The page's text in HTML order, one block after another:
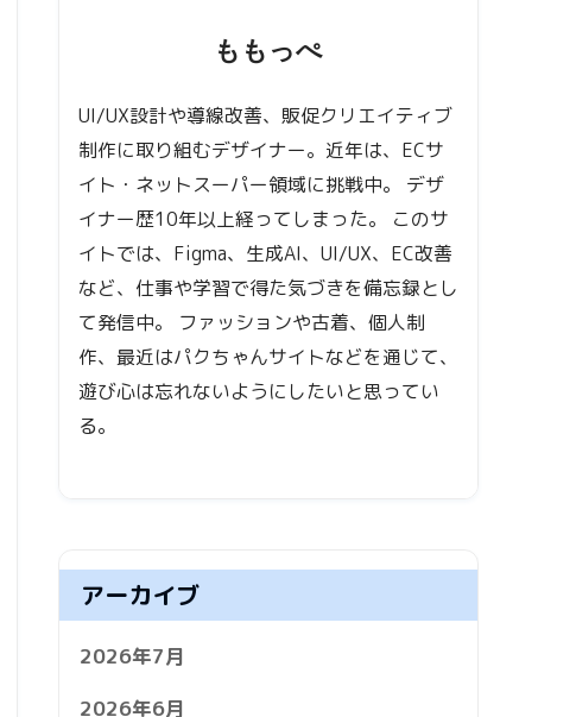
ももっぺ
UI/UX設計や導線改善、販促クリエイティブ
制作に取り組むデザイナー。近年は、ECサ
イト・ネットスーパー領域に挑戦中。 デザ
イナー歴10年以上経ってしまった。 このサ
イトでは、Figma、生成AI、UI/UX、EC改善
など、仕事や学習で得た気づきを備忘録とし
て発信中。 ファッションや古着、個人制
作、最近はパクちゃんサイトなどを通じて、
遊び心は忘れないようにしたいと思ってい
る。
アーカイブ
2026年7月
2026年6月